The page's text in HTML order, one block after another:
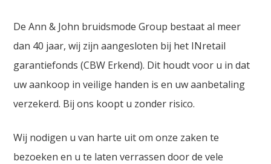
De Ann & John bruidsmode Group bestaat al meer
dan 40 jaar, wij zijn aangesloten bij het INretail
garantiefonds (CBW Erkend). Dit houdt voor u in dat
uw aankoop in veilige handen is en uw aanbetaling
verzekerd. Bij ons koopt u zonder risico.
Wij nodigen u van harte uit om onze zaken te
bezoeken en u te laten verrassen door de vele